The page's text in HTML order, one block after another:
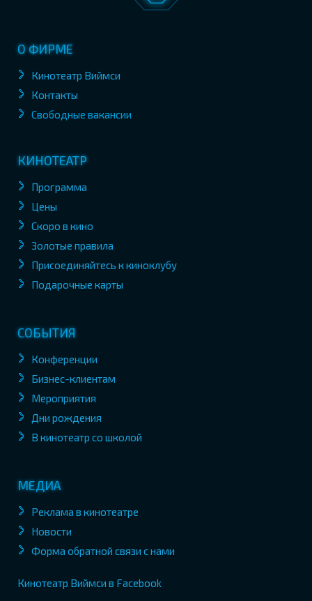
О ФИРМЕ
Кинотеатр Виймси
Контакты
Свободные вакансии
КИНОТЕАТР
Программа
Цены
Скоро в кино
Золотые правила
Присоединяйтесь к киноклубу
Подарочные карты
СОБЫТИЯ
Конференции
Бизнес-клиентам
Мероприятия
Дни рождения
В кинотеатр со школой
МЕДИА
Реклама в кинотеатре
Новости
Форма обратной связи с нами
Кинотеатр Виймси в Facebook